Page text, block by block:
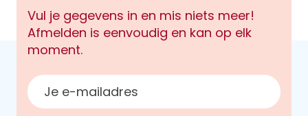
Vul je gegevens in en mis niets meer!
Afmelden is eenvoudig en kan op elk
moment.
E-mailadres